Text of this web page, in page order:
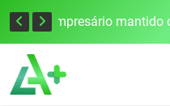
Edital para construção de ponte entre Itapiranga e Barra do Guarita deve ser lançado no segundo semestre